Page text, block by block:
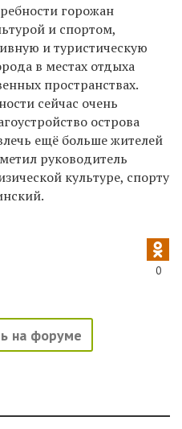
горожан
и спортом,
и туристическую
в местах отдыха
пространствах.
сейчас очень
острова
ещё больше жителей
руководитель
культуре, спорту
0
на форуме